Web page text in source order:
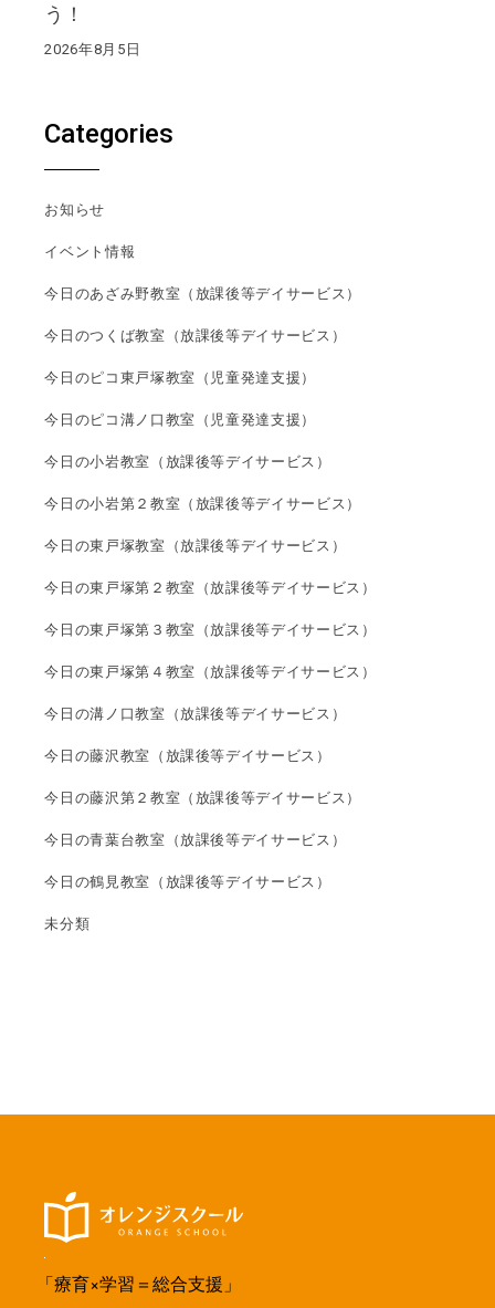
う！
2026年8月5日
Categories
お知らせ
イベント情報
今日のあざみ野教室（放課後等デイサービス）
今日のつくば教室（放課後等デイサービス）
今日のピコ東戸塚教室（児童発達支援）
今日のピコ溝ノ口教室（児童発達支援）
今日の小岩教室（放課後等デイサービス）
今日の小岩第２教室（放課後等デイサービス）
今日の東戸塚教室（放課後等デイサービス）
今日の東戸塚第２教室（放課後等デイサービス）
今日の東戸塚第３教室（放課後等デイサービス）
今日の東戸塚第４教室（放課後等デイサービス）
今日の溝ノ口教室（放課後等デイサービス）
今日の藤沢教室（放課後等デイサービス）
今日の藤沢第２教室（放課後等デイサービス）
今日の青葉台教室（放課後等デイサービス）
今日の鶴見教室（放課後等デイサービス）
未分類
「療育×学習＝総合支援」